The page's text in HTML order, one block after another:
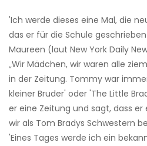
'Ich werde dieses eine Mal, die
das er für die Schule
Maureen (laut New York Daily
„Wir Mädchen, wir waren alle
in der Zeitung. Tommy war
kleiner Bruder' oder 'The Little
er eine Zeitung und sagt, dass
wir als Tom Bradys Schwestern
'Eines Tages werde ich ein